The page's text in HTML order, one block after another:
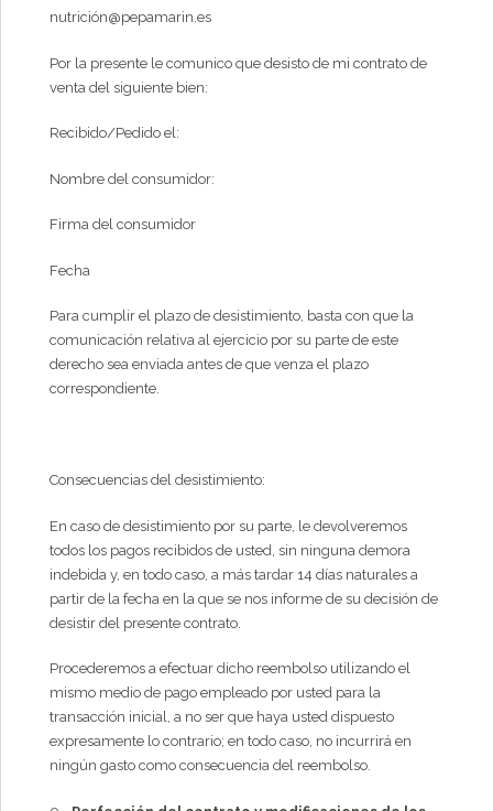
nutrición@pepamarin.es
Por la presente le comunico que desisto de mi contrato de
venta del siguiente bien:
Recibido/Pedido el:
Nombre del consumidor:
Firma del consumidor
Fecha
Para cumplir el plazo de desistimiento, basta con que la
comunicación relativa al ejercicio por su parte de este
derecho sea enviada antes de que venza el plazo
correspondiente.
Consecuencias del desistimiento:
En caso de desistimiento por su parte, le devolveremos
todos los pagos recibidos de usted, sin ninguna demora
indebida y, en todo caso, a más tardar 14 días naturales a
partir de la fecha en la que se nos informe de su decisión de
desistir del presente contrato.
Procederemos a efectuar dicho reembolso utilizando el
mismo medio de pago empleado por usted para la
transacción inicial, a no ser que haya usted dispuesto
expresamente lo contrario; en todo caso, no incurrirá en
ningún gasto como consecuencia del reembolso.